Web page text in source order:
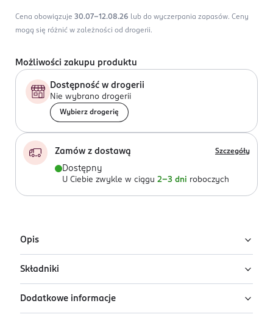
Cena obowiązuje 30.07-12.08.26 lub do wyczerpania zapasów. Ceny
mogą się różnić w zależności od drogerii.
Możliwości zakupu produktu
Dostępność w drogerii
Nie wybrano drogerii
Wybierz drogerię
Zamów z dostawą Szczegóły
Dostępny
U Ciebie zwykle w ciągu 2-3 dni roboczych
Opis
Matowy eyeliner. Daje zupełnie matowe wykończenie
na oku, a lekko roztarty idealnie pasuje do
przydymionego makijażu. Aplikatorem w pędzelku
Składniki
Ingredients: : AQUA, PROPYLENE GLYCOL, COPERNICIA
Dodatkowe informacje